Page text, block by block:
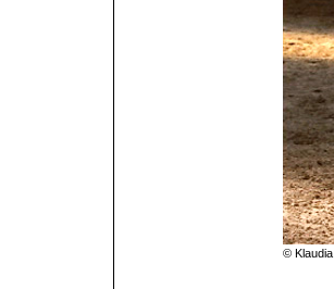
© Klaudia